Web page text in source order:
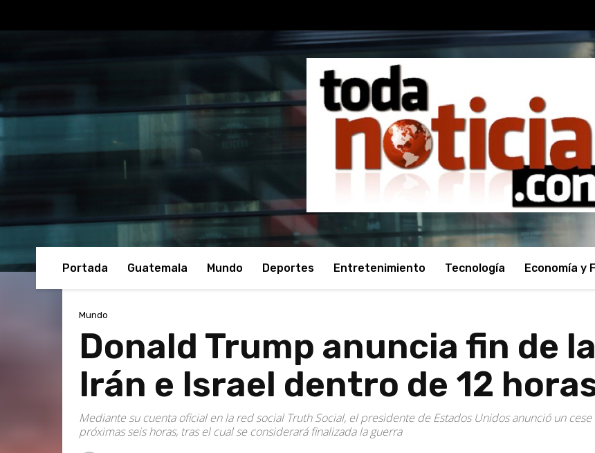
Portada Guatemala Mundo Deportes Entretenimiento Tecnología Economía y
Mundo
Donald Trump anuncia fin de
Irán e Israel dentro de 12
Mediante su cuenta oficial en la red social Truth Social, el presidente de Estados Unidos anunció un
próximas seis horas, tras el cual se considerará finalizada la guerra